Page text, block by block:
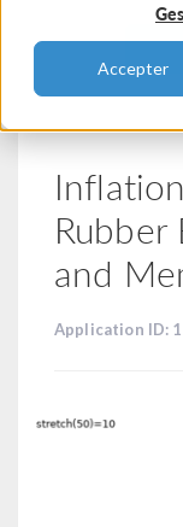
Accepter
and
Application ID: